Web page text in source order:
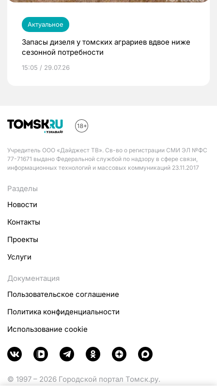
Актуальное
Запасы дизеля у томских аграриев вдвое ниже
сезонной потребности
15:05 / 29.07.26
Учредитель ООО «Дайджест ТВ». Св-во о регистрации СМИ ЭЛ №ФС
77-71671 выдано Федеральной службой по надзору в сфере связи,
информационных технологий и массовых коммуникаций 23.11.2017
Разделы
Новости
Контакты
Проекты
Услуги
Документация
Пользовательское соглашение
Политика конфиденциальности
Использование cookie
© 1997 – 2026 Городской портал Томск.ру.